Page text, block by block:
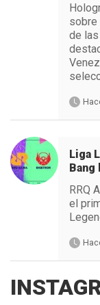
sobre
de
Liga
Bang
RRQ
el